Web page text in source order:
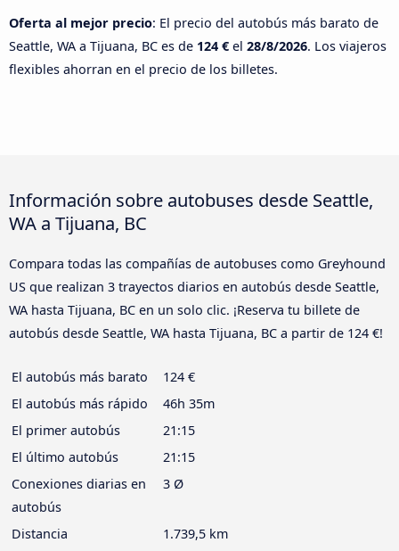
Oferta al mejor precio: El precio del autobús más barato de
Seattle, WA a Tijuana, BC es de 124 € el 28/8/2026. Los viajeros
flexibles ahorran en el precio de los billetes.
Información sobre autobuses desde Seattle,
WA a Tijuana, BC
Compara todas las compañías de autobuses como Greyhound
US que realizan 3 trayectos diarios en autobús desde Seattle,
WA hasta Tijuana, BC en un solo clic. ¡Reserva tu billete de
autobús desde Seattle, WA hasta Tijuana, BC a partir de 124 €!
El autobús más barato
124 €
El autobús más rápido
46h 35m
El primer autobús
21:15
El último autobús
21:15
Conexiones diarias en
autobús
3 Ø
Distancia 1.739,5 km